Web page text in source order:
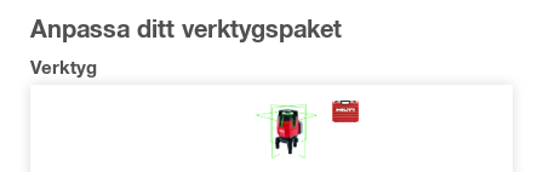
Anpassa ditt verktygspaket
Verktyg